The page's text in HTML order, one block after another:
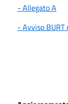
- Allegato A
- Avviso